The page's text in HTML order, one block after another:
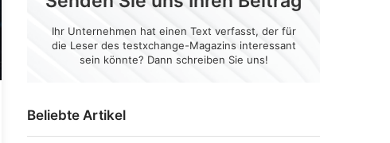
Beliebte Artikel
Ihr Unternehmen hat einen Text verfasst, der für
die Leser des testxchange-Magazins interessant
sein könnte? Dann schreiben Sie uns!